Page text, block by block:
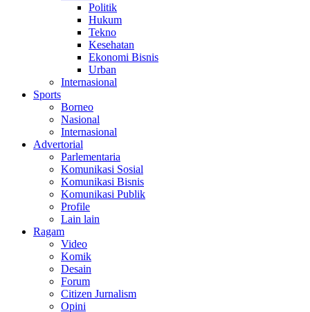
Politik
Hukum
Tekno
Kesehatan
Ekonomi Bisnis
Urban
Internasional
Sports
Borneo
Nasional
Internasional
Advertorial
Parlementaria
Komunikasi Sosial
Komunikasi Bisnis
Komunikasi Publik
Profile
Lain lain
Ragam
Video
Komik
Desain
Forum
Citizen Jurnalism
Opini